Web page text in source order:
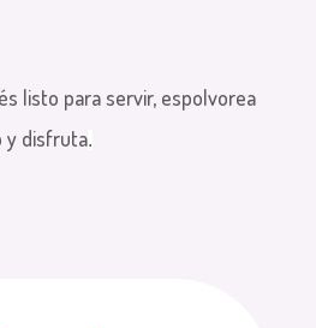
listo para servir, espolvorea
y disfruta.